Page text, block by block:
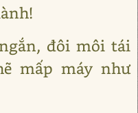
đôi môi tái
mấp máy như